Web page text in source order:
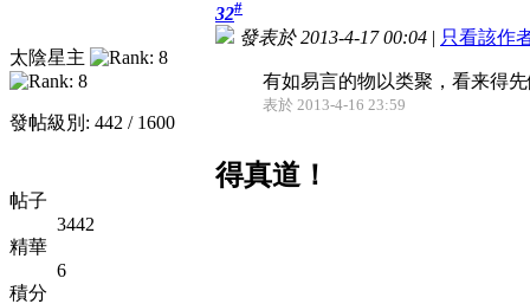
太陰星主
發帖級別: 442 / 1600
帖子
3442
精華
6
積分
32#
發表於 2013-4-17 00:04 | 只看該作
有如易言的物以类聚，看来得
表於 2013-4-16 23:59
得真道！